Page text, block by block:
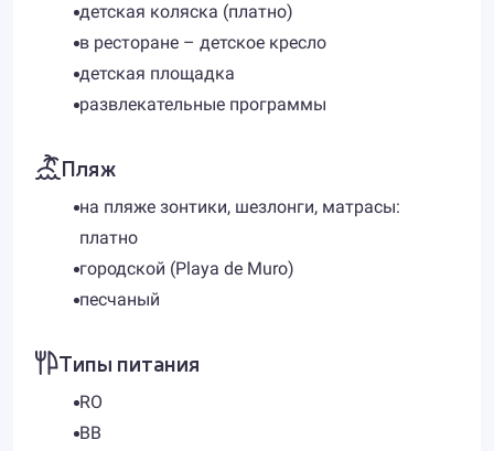
детская коляска (платно)
в ресторане – детское кресло
детская площадка
развлекательные программы
Пляж
на пляже зонтики, шезлонги, матрасы:
платно
городской (Playa de Muro)
песчаный
Типы питания
RO
BB